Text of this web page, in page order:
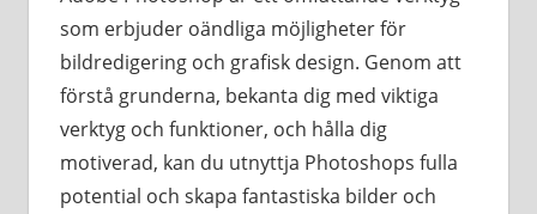
som erbjuder oändliga möjligheter för
bildredigering och grafisk design. Genom att
förstå grunderna, bekanta dig med viktiga
verktyg och funktioner, och hålla dig
motiverad, kan du utnyttja Photoshops fulla
potential och skapa fantastiska bilder och